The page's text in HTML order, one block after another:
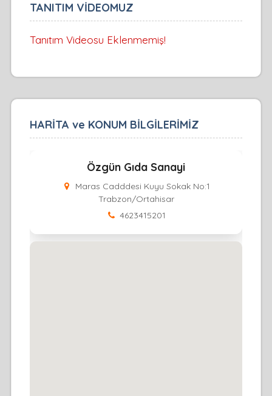
TANITIM VİDEOMUZ
Tanıtım Videosu Eklenmemiş!
HARİTA ve KONUM BİLGİLERİMİZ
Özgün Gıda Sanayi
Maras Cadddesi Kuyu Sokak No:1
Trabzon/Ortahisar
4623415201